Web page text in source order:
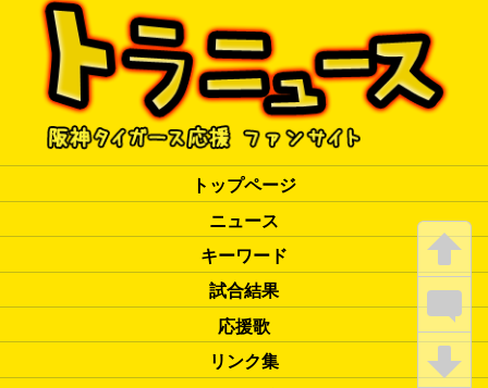
トップページ
ニュース
キーワード
試合結果
応援歌
リンク集